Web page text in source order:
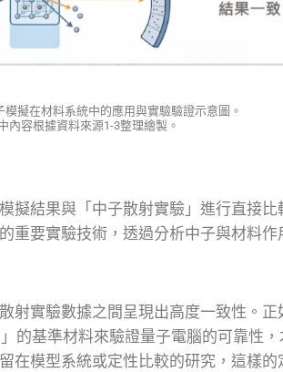
模擬在材料系統中的應用與實驗驗證示意圖。
內容根據資料來源1-3整理繪製。
擬結果與「中子散射實驗」進行直接
重要實驗技術，透過分析中子與材料
射實驗數據之間呈現出高度一致性。正
的基準材料來驗證量子電腦的可靠性
在模型系統或定性比較的研究，這樣